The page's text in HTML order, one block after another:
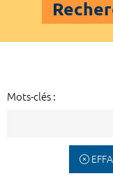
Mots-clés :